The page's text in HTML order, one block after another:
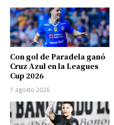
Con gol de Paradela ganó
Cruz Azul en la Leagues
Cup 2026
7 agosto 2026